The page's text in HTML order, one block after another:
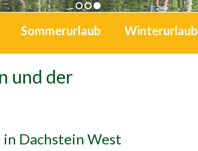
1 2 3
Sommerurlaub Winterurlaub
und der
in Dachstein West